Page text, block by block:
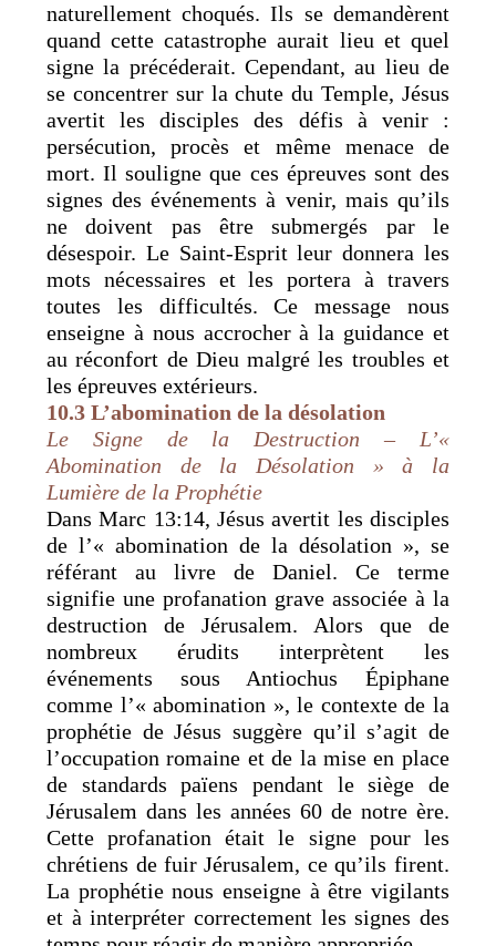
naturellement choqués. Ils se demandèrent
quand cette catastrophe aurait lieu et quel
signe la précéderait. Cependant, au lieu de
se concentrer sur la chute du Temple, Jésus
avertit les disciples des défis à venir :
persécution, procès et même menace de
mort. Il souligne que ces épreuves sont des
signes des événements à venir, mais qu’ils
ne doivent pas être submergés par le
désespoir. Le Saint-Esprit leur donnera les
mots nécessaires et les portera à travers
toutes les difficultés. Ce message nous
enseigne à nous accrocher à la guidance et
au réconfort de Dieu malgré les troubles et
les épreuves extérieurs.
10.3 L’abomination de la désolation
Le Signe de la Destruction – L’«
Abomination de la Désolation » à la
Lumière de la Prophétie
Dans Marc 13:14, Jésus avertit les disciples
de l’« abomination de la désolation », se
référant au livre de Daniel. Ce terme
signifie une profanation grave associée à la
destruction de Jérusalem. Alors que de
nombreux érudits interprètent les
événements sous Antiochus Épiphane
comme l’« abomination », le contexte de la
prophétie de Jésus suggère qu’il s’agit de
l’occupation romaine et de la mise en place
de standards païens pendant le siège de
Jérusalem dans les années 60 de notre ère.
Cette profanation était le signe pour les
chrétiens de fuir Jérusalem, ce qu’ils firent.
La prophétie nous enseigne à être vigilants
et à interpréter correctement les signes des